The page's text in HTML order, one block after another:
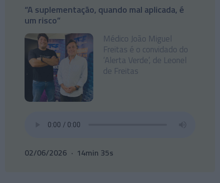
“A suplementação, quando mal aplicada, é
um risco”
Médico João Miguel
Freitas é o convidado do
‘Alerta Verde’, de Leonel
de Freitas
02/06/2026 14min 35s